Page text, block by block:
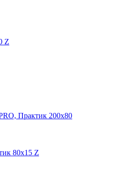
Z
Практик 200x80
80х15 Z